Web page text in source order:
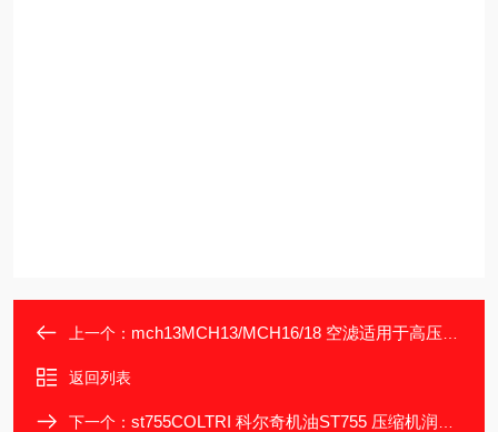
上一个： mch13MCH13/MCH16/18 空滤适用于高压呼吸压缩机
返回列表
下一个： st755COLTRI 科尔奇机油ST755 压缩机润滑油